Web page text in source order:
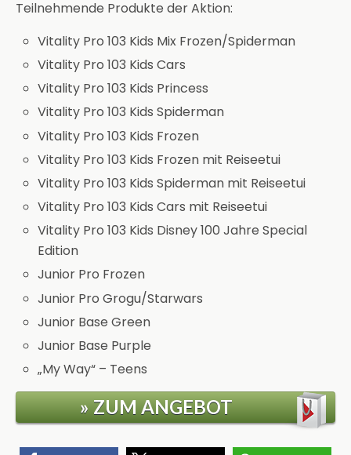
Teilnehmende Produkte der Aktion:
Vitality Pro 103 Kids Mix Frozen/Spiderman
Vitality Pro 103 Kids Cars
Vitality Pro 103 Kids Princess
Vitality Pro 103 Kids Spiderman
Vitality Pro 103 Kids Frozen
Vitality Pro 103 Kids Frozen mit Reiseetui
Vitality Pro 103 Kids Spiderman mit Reiseetui
Vitality Pro 103 Kids Cars mit Reiseetui
Vitality Pro 103 Kids Disney 100 Jahre Special
Edition
Junior Pro Frozen
Junior Pro Grogu/Starwars
Junior Base Green
Junior Base Purple
„My Way“ – Teens
» ZUM ANGEBOT